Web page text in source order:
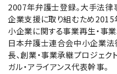
2007年弁護士登録。大手法律
企業支援に取り組むため2015
小企業に関する事業再生・事
日本弁護士連合会中小企業
長、創業・事業承継プロジェク
ガル・アライアンス代表幹事。